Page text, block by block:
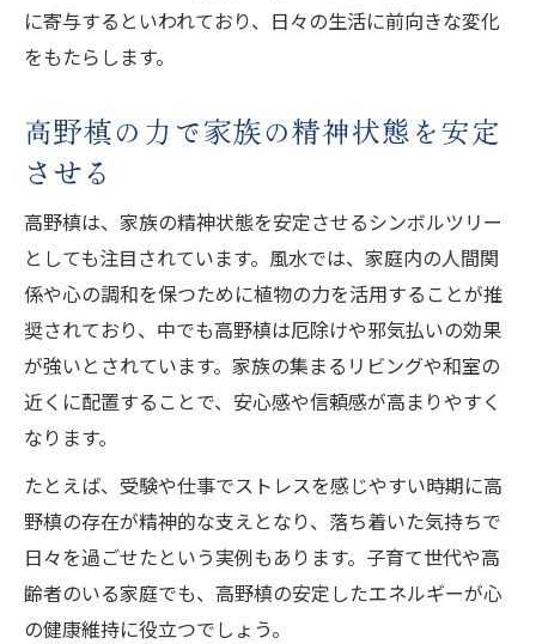
に寄与するといわれており、日々の生活に前向きな変化
をもたらします。
高野槙の力で家族の精神状態を安定
させる
高野槙は、家族の精神状態を安定させるシンボルツリー
としても注目されています。風水では、家庭内の人間関
係や心の調和を保つために植物の力を活用することが推
奨されており、中でも高野槙は厄除けや邪気払いの効果
が強いとされています。家族の集まるリビングや和室の
近くに配置することで、安心感や信頼感が高まりやすく
なります。
たとえば、受験や仕事でストレスを感じやすい時期に高
野槙の存在が精神的な支えとなり、落ち着いた気持ちで
日々を過ごせたという実例もあります。子育て世代や高
齢者のいる家庭でも、高野槙の安定したエネルギーが心
の健康維持に役立つでしょう。